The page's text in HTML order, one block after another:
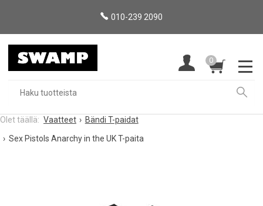
010-239 2090
0
Vaatteet
Bändi T-paidat
Sex Pistols Anarchy in the UK T-paita